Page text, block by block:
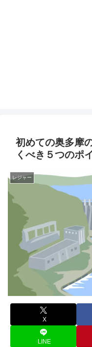
初めての奥多摩
くべき５つのポ
レジャー
X
LINE